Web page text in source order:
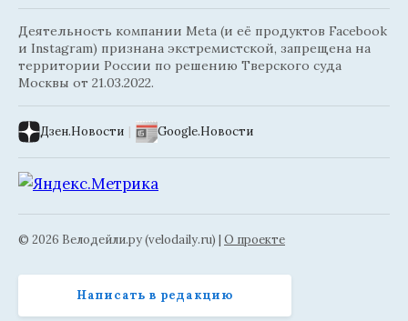
Деятельность компании Meta (и её продуктов Facebook
и Instagram) признана экстремистской, запрещена на
территории России по решению Тверского суда
Москвы от 21.03.2022.
Дзен.Новости | Google.Новости
© 2026 Велодейли.ру (velodaily.ru) | О проекте
Написать в редакцию